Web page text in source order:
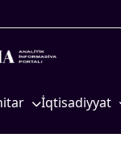
İqtisadiyyat